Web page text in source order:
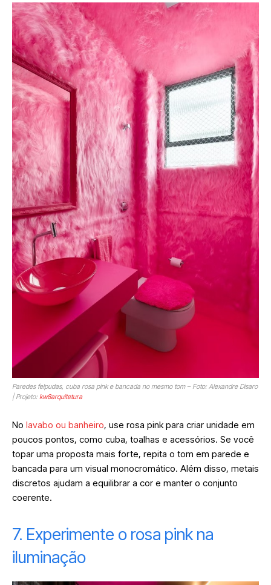
Paredes felpudas, cuba rosa pink e bancada no mesmo tom – Foto: Alexandre Disaro
| Projeto: kw8arquitetura
No lavabo ou banheiro, use rosa pink para criar unidade em
poucos pontos, como cuba, toalhas e acessórios. Se você
topar uma proposta mais forte, repita o tom em parede e
bancada para um visual monocromático. Além disso, metais
discretos ajudam a equilibrar a cor e manter o conjunto
coerente.
7. Experimente o rosa pink na
iluminação